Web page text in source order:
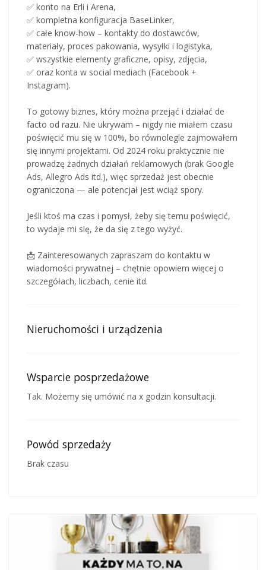
✅ konto na Erli i Arena,
✅ kompletna konfiguracja BaseLinker,
✅ całe know-how – kontakty do dostawców,
materiały, proces pakowania, wysyłki i logistyka,
✅ wszystkie elementy graficzne, opisy, zdjęcia,
✅ oraz konta w social mediach (Facebook +
Instagram).
To gotowy biznes, który można przejąć i działać de
facto od razu. Nie ukrywam – nigdy nie miałem czasu
poświęcić mu się w 100%, bo równolegle zajmowałem
się innymi projektami. Od 2024 roku praktycznie nie
prowadzę żadnych działań reklamowych (brak Google
Ads, Allegro Ads itd.), więc sprzedaż jest obecnie
ograniczona — ale potencjał jest wciąż spory.
Jeśli ktoś ma czas i pomysł, żeby się temu poświęcić,
to wydaje mi się, że da się z tego wyżyć.
📩 Zainteresowanych zapraszam do kontaktu w
wiadomości prywatnej – chętnie opowiem więcej o
szczegółach, liczbach, cenie itd.
Nieruchomości i urządzenia
Wsparcie posprzedażowe
Tak. Możemy się umówić na x godzin konsultacji.
Powód sprzedaży
Brak czasu